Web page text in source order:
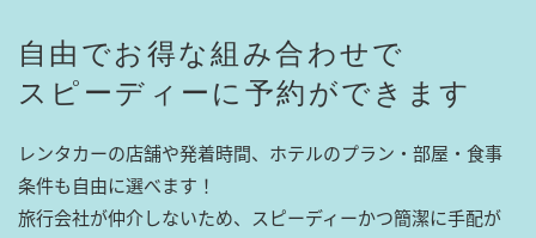
自由でお得な組み合わせで
スピーディーに予約ができます
レンタカーの店舗や発着時間、ホテルのプラン・部屋・食事
条件も自由に選べます！
旅行会社が仲介しないため、スピーディーかつ簡潔に手配が